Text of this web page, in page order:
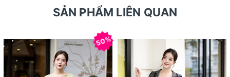
SẢN PHẨM LIÊN QUAN
50%